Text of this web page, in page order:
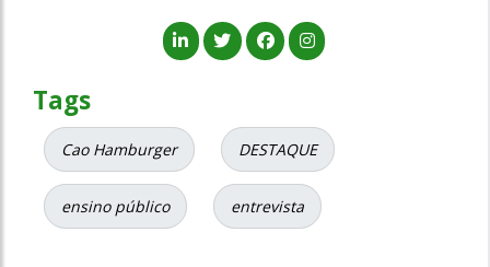
Tags
Cao Hamburger DESTAQUE
ensino público entrevista